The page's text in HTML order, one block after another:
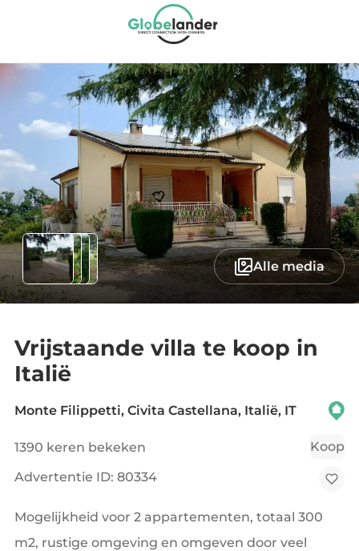
Alle media
Vrijstaande villa te koop in
Italië
Monte Filippetti, Civita Castellana, Italië, IT
1390 keren bekeken
Koop
Advertentie ID: 80334
Mogelijkheid voor 2 appartementen, totaal 300
m2, rustige omgeving en omgeven door veel